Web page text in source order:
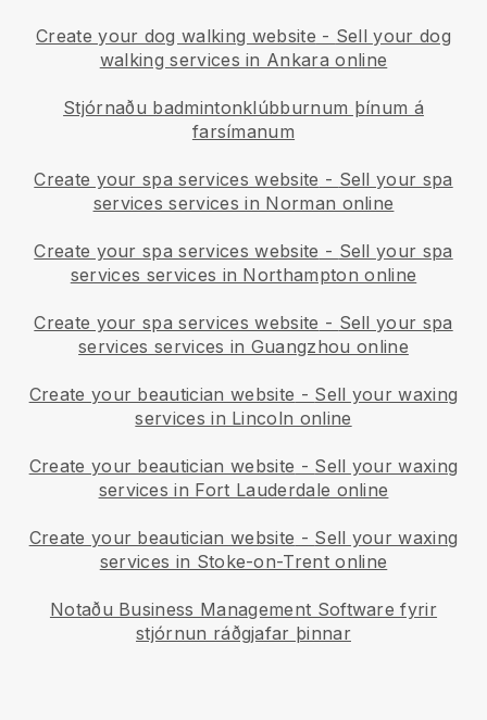
Create your dog walking website - Sell your dog
walking services in Ankara online
Stjórnaðu badmintonklúbburnum þínum á
farsímanum
Create your spa services website - Sell your spa
services services in Norman online
Create your spa services website - Sell your spa
services services in Northampton online
Create your spa services website - Sell your spa
services services in Guangzhou online
Create your beautician website - Sell your waxing
services in Lincoln online
Create your beautician website - Sell your waxing
services in Fort Lauderdale online
Create your beautician website - Sell your waxing
services in Stoke-on-Trent online
Notaðu Business Management Software fyrir
stjórnun ráðgjafar þinnar